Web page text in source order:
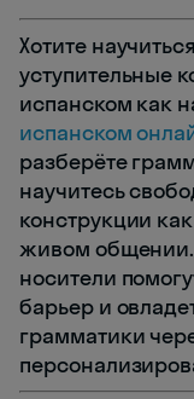
Хотите
уступительные
испанском как
испанском
разберёте
научитесь
конструкции
живом
носители
барьер и
грамматики